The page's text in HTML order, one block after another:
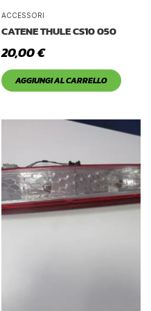
ACCESSORI
CATENE THULE CS10 050
20,00€
AGGIUNGI AL CARRELLO